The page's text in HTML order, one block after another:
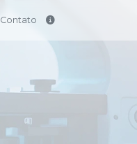
Contato